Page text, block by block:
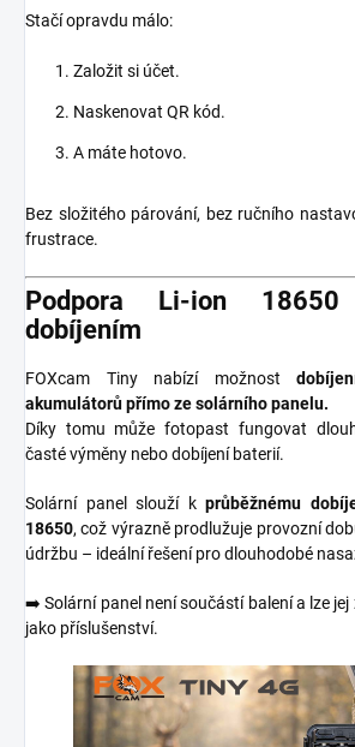
Stačí opravdu málo:
Založit si účet.
Naskenovat QR kód.
A máte hotovo.
Bez složitého párování, bez ručního
frustrace.
Podpora Li-ion
dobíjením
FOXcam Tiny nabízí možnost
akumulátorů přímo ze solárního panelu.
Díky tomu může fotopast fungovat
časté výměny nebo dobíjení baterií.
Solární panel slouží k průběžnému
18650, což výrazně prodlužuje provozní
údržbu – ideální řešení pro dlouhodobé
➡️ Solární panel není součástí balení a lze
jako příslušenství.